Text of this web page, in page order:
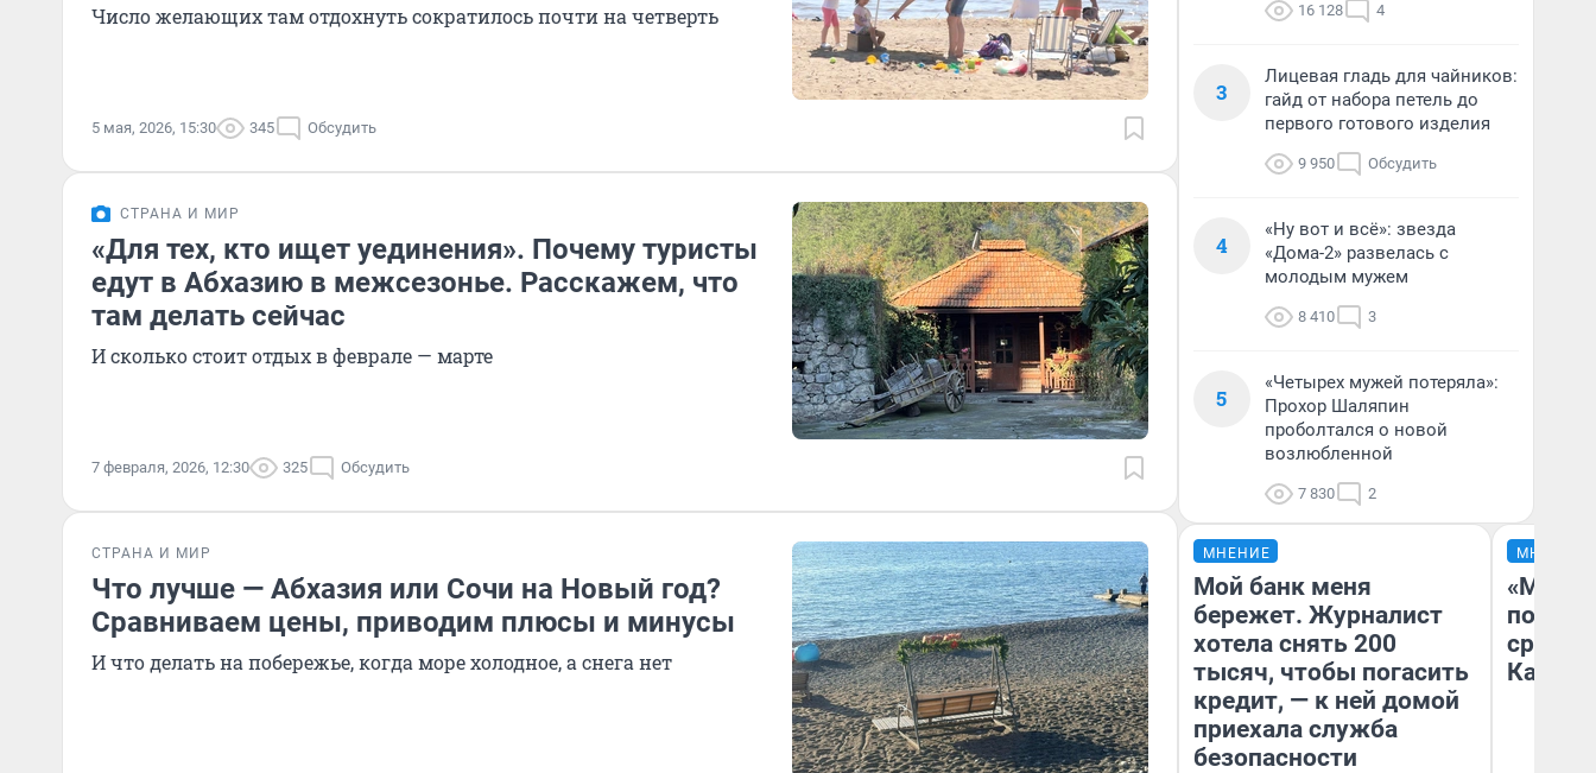
Число желающих там отдохнуть сократилось почти на четверть
5 мая, 2026, 15:30 345 Обсудить
СТРАНА И МИР
«Для тех, кто ищет уединения». Почему туристы
едут в Абхазию в межсезонье. Расскажем, что
там делать сейчас
И сколько стоит отдых в феврале — марте
7 февраля, 2026, 12:30 325 Обсудить
СТРАНА И МИР
Что лучше — Абхазия или Сочи на Новый год?
Сравниваем цены, приводим плюсы и минусы
И что делать на побережье, когда море холодное, а снега нет
16 128 4
3
Лицевая гладь для чайников:
гайд от набора петель до
первого готового изделия
9 950 Обсудить
4
«Ну вот и всё»: звезда
«Дома-2» развелась с
молодым мужем
8 410 3
5
«Четырех мужей потеряла»:
Прохор Шаляпин
проболтался о новой
возлюбленной
7 830 2
МНЕНИЕ
Мой банк меня
бережет. Журналист
хотела снять 200
тысяч, чтобы погасить
кредит, — к ней домой
приехала служба
безопасности
МНЕНИЕ